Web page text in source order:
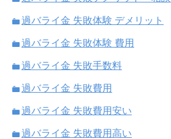
過バライ金 失敗体験 デメリット
過バライ金 失敗体験 費用
過バライ金 失敗手数料
過バライ金 失敗費用
過バライ金 失敗費用安い
過バライ金 失敗費用高い